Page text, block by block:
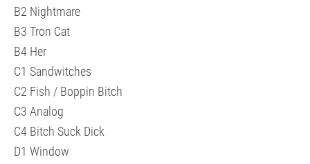
B2 Nightmare
B3 Tron Cat
B4 Her
C1 Sandwitches
C2 Fish / Boppin Bitch
C3 Analog
C4 Bitch Suck Dick
D1 Window